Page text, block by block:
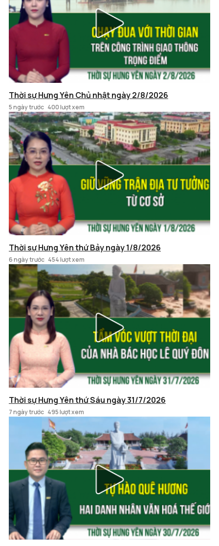
Thời sự Hưng Yên Chủ nhật ngày 2/8/2026
5 ngày trước 400 lượt xem
Thời sự Hưng Yên thứ Bảy ngày 1/8/2026
6 ngày trước 454 lượt xem
Thời sự Hưng Yên thứ Sáu ngày 31/7/2026
7 ngày trước 495 lượt xem